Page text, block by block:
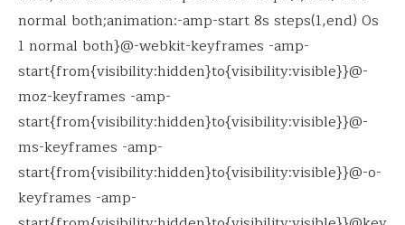
normal both;animation:-amp-start 8s steps(1,end) 0s
1 normal both}@-webkit-keyframes -amp-
start{from{visibility:hidden}to{visibility:visible}}@-
moz-keyframes -amp-
start{from{visibility:hidden}to{visibility:visible}}@-
ms-keyframes -amp-
start{from{visibility:hidden}to{visibility:visible}}@-o-
keyframes -amp-